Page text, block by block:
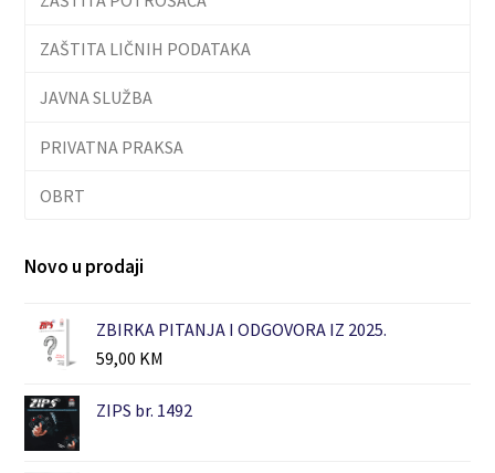
ZAŠTITA LIČNIH PODATAKA
JAVNA SLUŽBA
PRIVATNA PRAKSA
OBRT
Novo u prodaji
ZBIRKA PITANJA I ODGOVORA IZ 2025.
59,00 KM
ZIPS br. 1492